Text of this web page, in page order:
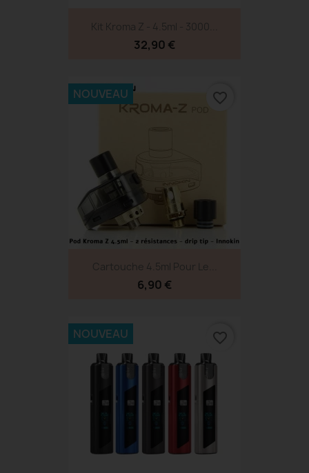
Kit Kroma Z - 4.5ml - 3000...
32,90 €
Cartouche 4.5ml Pour Le...
6,90 €
NOUVEAU favorite_border
NOUVEAU favorite_border